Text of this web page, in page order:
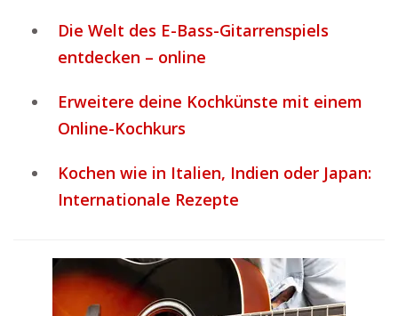
Die Welt des E-Bass-Gitarrenspiels
entdecken – online
Erweitere deine Kochkünste mit einem
Online-Kochkurs
Kochen wie in Italien, Indien oder Japan:
Internationale Rezepte